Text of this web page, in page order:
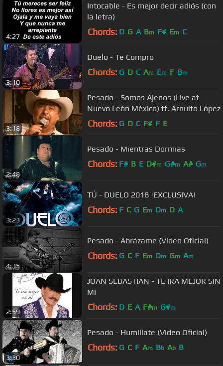
4:27
Intocable - Es mejor decir adiós (con
la letra)
Chords: D G A Bm F# Em C
3:10
Duelo - Te Compro
Chords: G D C Am Em F Bm
3:18
Pesado - Somos Ajenos (Live at
Nuevo León México) ft. Arnulfo López
Chords: G D C F# F E
2:48
Pesado - Mientras Dormias
Chords: F# B E D#m G#m A# Gm
3:23
TÚ - DUELO 2018 |EXCLUSIVA|
Chords: F C G Em Dm D A
4:35
Pesado - Abrázame (Video Oficial)
Chords: G C F Em Dm Gm Am
2:59
JOAN SEBASTIAN - TE IRA MEJOR SIN
MI
Chords: D E A F#m G#m
3:30
Pesado - Humillate (Video Oficial)
Chords: G C F Am Bb Ab B